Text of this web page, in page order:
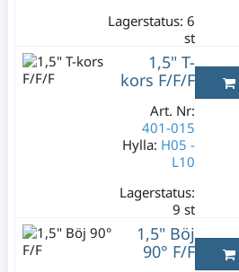
Lagerstatus:6
st
149 kr
Varav moms:
29,80 kr
1,5" T-
kors F/F/F
Art. Nr:
401-015
Hylla: H05 -
L10
Lagerstatus:
9 st
199 kr
Varav moms:
39,80 kr
1,5" Böj
90° F/F